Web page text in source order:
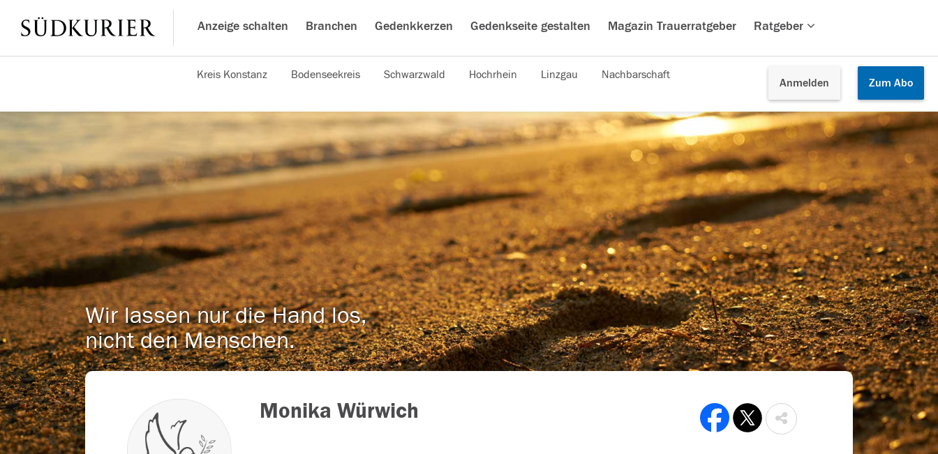
Anzeige schalten Branchen Gedenkkerzen Gedenkseite gestalten Magazin Trauerratgeber Ratgeber
Anmelden Zum Abo
Kreis Konstanz Bodenseekreis Schwarzwald Hochrhein Linzgau Nachbarschaft
Wir lassen nur die Hand los,
nicht den Menschen.
Monika Würwich